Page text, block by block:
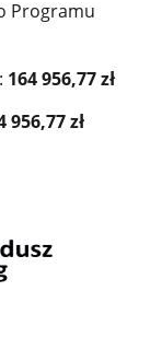
Programu
164 956,77 zł
956,77 zł